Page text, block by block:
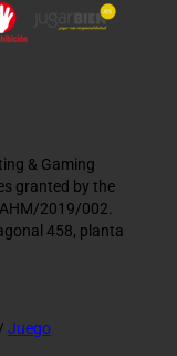
& Gaming
granted by the
2019/002.
458, planta
/ Juego